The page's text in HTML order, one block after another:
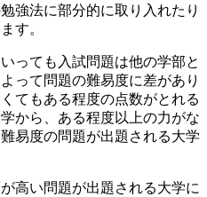
強法に部分的に取り入れたり
す。
っても入試問題は他の学部と
って問題の難易度に差があり
てもある程度の点数がとれる
から、ある程度以上の力がな
易度の問題が出題される大学
高い問題が出題される大学に